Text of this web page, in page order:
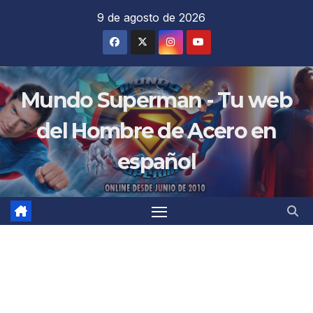
9 de agosto de 2026
Mundo Superman - Tu web
del Hombre de Acero en
español